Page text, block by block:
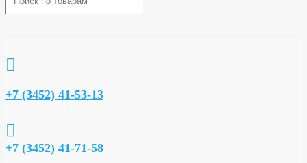

+7 (3452) 41-53-13

+7 (3452) 41-71-58